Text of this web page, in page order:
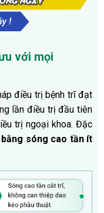
với mọi
điều trị bệnh trĩ đạt
lần điều trị đầu tiên
trị ngoại khoa. Đặc
sóng cao tần ít